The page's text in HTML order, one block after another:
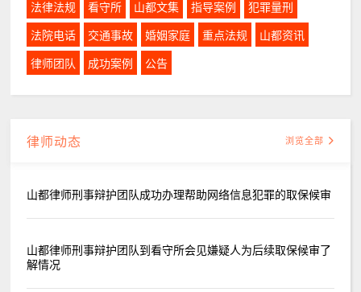
法律法规 看守所 山都文集 指导案例 犯罪量刑
法院电话 交通事故 婚姻家庭 重点法规 山都资讯
律师团队 成功案例 公告
律师动态 浏览全部
山都律师刑事辩护团队成功办理帮助网络信息犯罪的取保候审
山都律师刑事辩护团队到看守所会见嫌疑人为后续取保候审了
解情况